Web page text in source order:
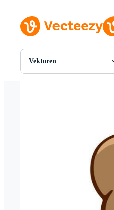
Vektoren
Alle Bilder
Motion Graphics
Redaktionelle Bilder
Redaktionelle Ereignisse